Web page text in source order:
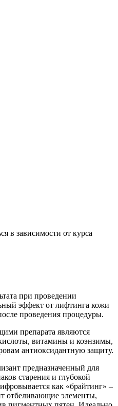
в зависимости от курса
при проведении
эффект от лифтинга кожи
проведения процедуры.
препарата являются
витамины и коэнзимы,
антиоксидантную защиту.
предназначенный для
старения и глубокой
как «брайтинг» –
отбеливающие элементы,